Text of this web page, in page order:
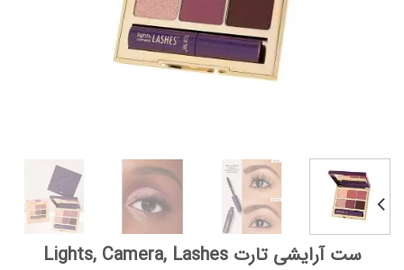
ست آرایشی تارت Lights, Camera, Lashes